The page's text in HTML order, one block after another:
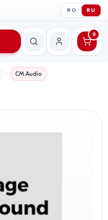
RO RU
Поиск Мой аккаунт
0
CM Audio